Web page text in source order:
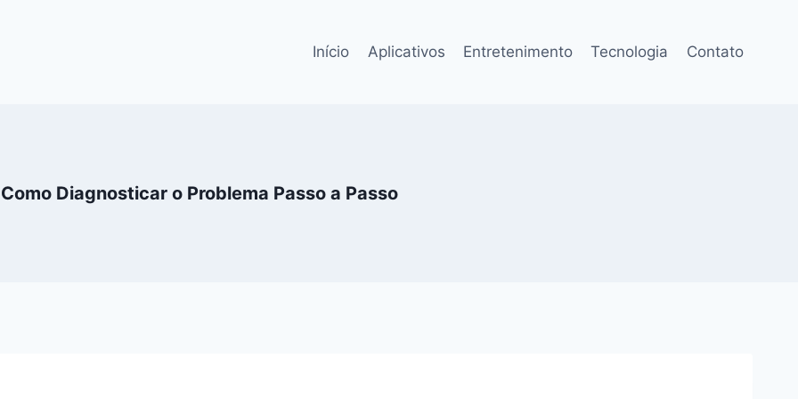
Início Aplicativos Entretenimento Tecnologia Contato
Como Diagnosticar o Problema Passo a Passo